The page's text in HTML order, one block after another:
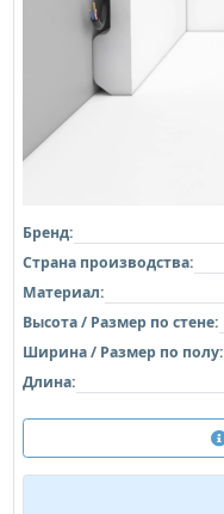
Бренд:
Страна производства:
Материал:
Высота / Размер по стене:
Ширина / Размер по полу:
Длина: